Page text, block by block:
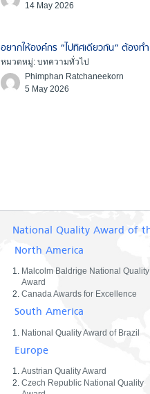
14 May 2026
อยากให้องค์กร “ไปทิศเดียวกัน” ต้อง
หมวดหมู่: บทความทั่วไป
Phimphan Ratchaneekorn
5 May 2026
National Quality Award of
North America
Malcolm Baldrige National Quality
Award
Canada Awards for Excellence
South America
National Quality Award of Brazil
Europe
Austrian Quality Award
Czech Republic National Quality